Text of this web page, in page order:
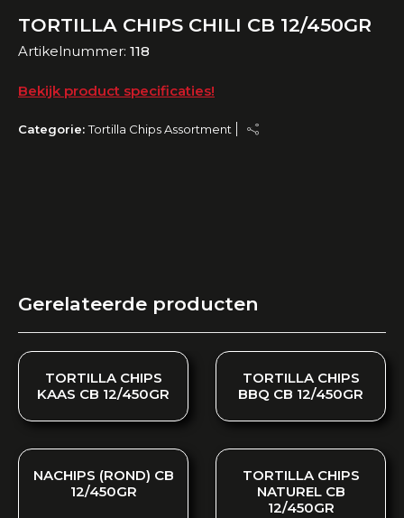
TORTILLA CHIPS CHILI CB 12/450GR
Artikelnummer: 118
Bekijk product specificaties!
Categorie:Tortilla Chips Assortment
Gerelateerde producten
TORTILLA CHIPS
KAAS CB 12/450GR
TORTILLA CHIPS
BBQ CB 12/450GR
NACHIPS (ROND) CB
12/450GR
TORTILLA CHIPS
NATUREL CB
12/450GR